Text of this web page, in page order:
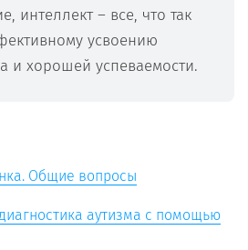
интеллект – все, что так
усвоению
и хорошей успеваемости.
Общие вопросы
аутизма с помощью